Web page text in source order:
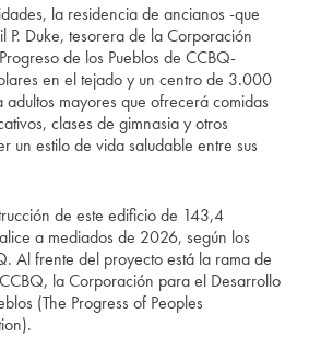
la residencia de ancianos -que
P. Duke, tesorera de la Corporación
de los Pueblos de CCBQ-
en el tejado y un centro de 3.000
adultos mayores que ofrecerá comidas
clases de gimnasia y otros
un estilo de vida saludable entre sus
de este edificio de 143,4
a mediados de 2026, según los
Al frente del proyecto está la rama de
la Corporación para el Desarrollo
(The Progress of Peoples